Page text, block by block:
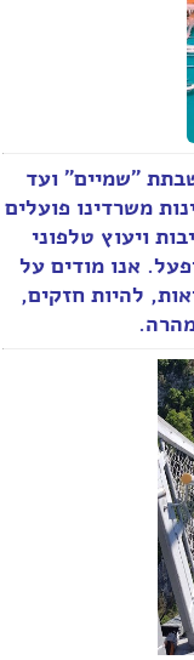
"שמיים" ועד
משרדינו פועלים
ויעוץ טלפוני
אנו מודים על
להיות חזקים,